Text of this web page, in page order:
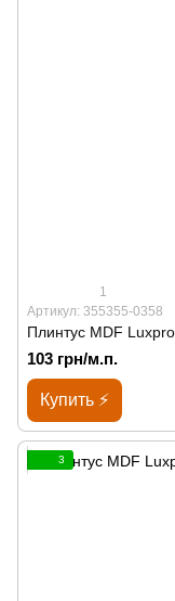
1
Артикул: 355355-0358
Плинтус MDF
103 грн/м.п.
Купить ⚡
3